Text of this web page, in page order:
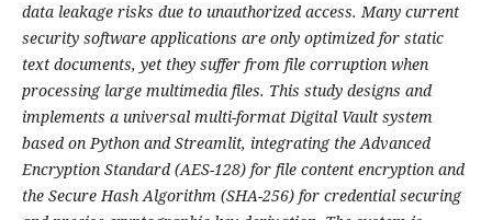
data leakage risks due to unauthorized access. Many current
security software applications are only optimized for static
text documents, yet they suffer from file corruption when
processing large multimedia files. This study designs and
implements a universal multi-format Digital Vault system
based on Python and Streamlit, integrating the Advanced
Encryption Standard (AES-128) for file content encryption and
the Secure Hash Algorithm (SHA-256) for credential securing